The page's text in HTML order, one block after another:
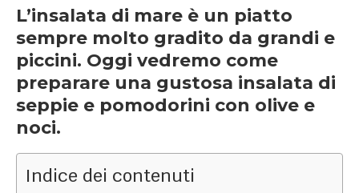
L’insalata di mare è un piatto
sempre molto gradito da grandi e
piccini. Oggi vedremo come
preparare una gustosa insalata di
seppie e pomodorini con olive e
noci.
Indice dei contenuti